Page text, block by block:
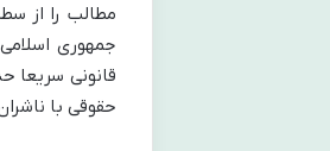
مطالب را از
جمهوری
قانونی
حقوقی با